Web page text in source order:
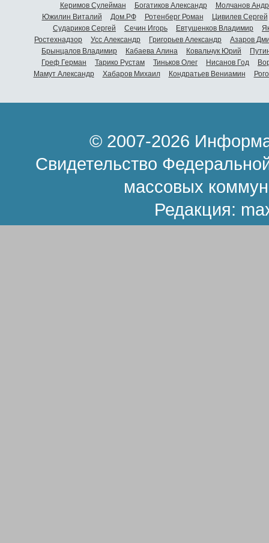
Керимов Сулейман
Богатиков Александр
Молчанов
Южилин Виталий
Дом.РФ Ротенберг Роман
Цивилев Сергей
Судариков Сергей
Сечин Игорь Евтушенков Владимир
Ростехнадзор
Усс Александр Григорьев Александр
Азаров
Брынцалов Владимир
Кабаева Алина Ковальчук Юрий
Греф Герман
Тарико Рустам Тиньков Олег Нисанов Год
Мамут Александр
Хабаров Михаил Кондратьев Вениамин
© 2007-2026
Свидетельство
массовых
Редакция: